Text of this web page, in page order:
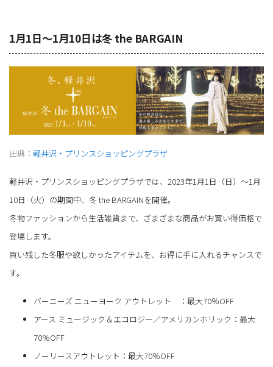
1月1日～1月10日は冬 the BARGAIN
出典： 軽井沢・プリンスショッピングプラザ
軽井沢・プリンスショッピングプラザでは、2023年1月1日（日）～1月
10日（火）の期間中、冬 the BARGAINを開催。
冬物ファッションから生活雑貨まで、ざまざまな商品がお買い得価格で
登場します。
買い残した冬服や欲しかったアイテムを、お得に手に入れるチャンスで
す。
バーニーズ ニューヨーク アウトレット ：最大70％OFF
アース ミュージック＆エコロジー／アメリカンホリック：最大
70％OFF
ノーリースアウトレット：最大70％OFF